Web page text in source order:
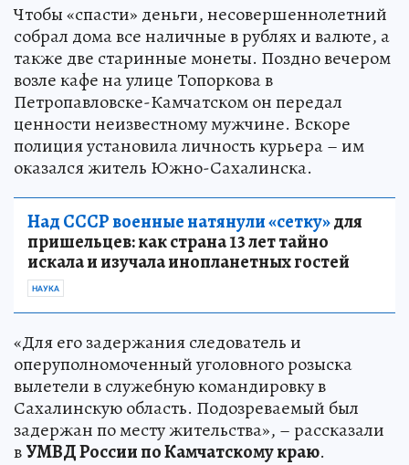
Чтобы «спасти» деньги, несовершеннолетний
собрал дома все наличные в рублях и валюте, а
также две старинные монеты. Поздно вечером
возле кафе на улице Топоркова в
Петропавловске-Камчатском он передал
ценности неизвестному мужчине. Вскоре
полиция установила личность курьера – им
оказался житель Южно-Сахалинска.
Над СССР военные натянули «сетку»для
пришельцев: как страна 13 лет тайно
искала и изучала инопланетных гостей
НАУКА
«Для его задержания следователь и
оперуполномоченный уголовного розыска
вылетели в служебную командировку в
Сахалинскую область. Подозреваемый был
задержан по месту жительства», – рассказали
вУМВД России по Камчатскому краю.